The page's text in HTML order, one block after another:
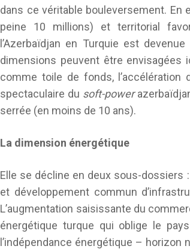
dans ce véritable bouleversement. En
peine 10 millions) et territorial
l’Azerbaïdjan en Turquie est
dimensions peuvent être envisagées
comme toile de fonds,
spectaculaire du soft-power
serrée (en moins de 10 ans).
La dimension énergétique
Elle se décline en deux sous-dossiers
et développement commun
L’augmentation saisissante du
énergétique turque qui oblige le
l’indépendance énergétique – horizon